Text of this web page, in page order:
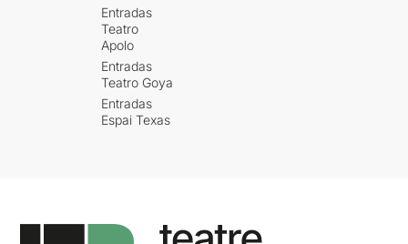
Entradas
Teatro
Apolo
Entradas
Teatro Goya
Entradas
Espai Texas